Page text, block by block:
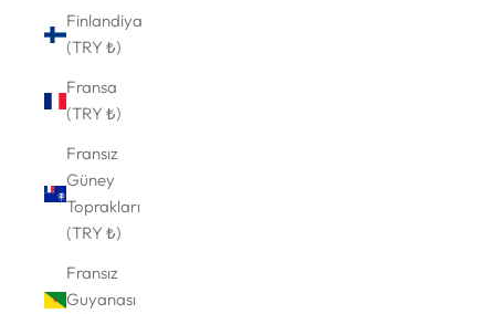
Finlandiya
(TRY ₺)
Fransa
(TRY ₺)
Fransız
Güney
Toprakları
(TRY ₺)
Fransız
Guyanası